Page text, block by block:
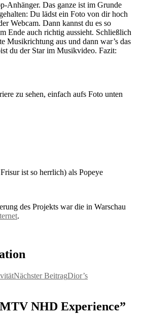
Anhänger. Das ganze ist im Grunde
Du lädst ein Foto von dir hoch
Webcam. Dann kannst du es so
Ende auch richtig aussieht. Schließlich
Musikrichtung aus und dann war’s das
du der Star im Musikvideo. Fazit:
zu sehen, einfach aufs Foto unten
ist so herrlich) als Popeye
des Projekts war die in Warschau
.
Nächster BeitragDior’s
NHD Experience”